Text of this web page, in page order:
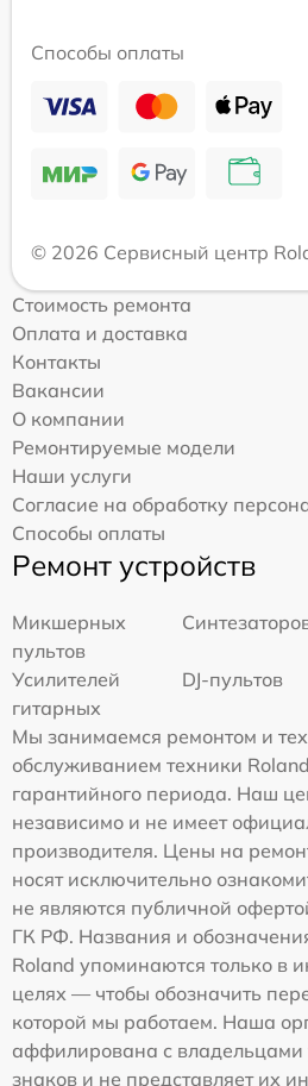
Способы оплаты
© 2026 Сервисный центр
Стоимость ремонта
Оплата и доставка
Контакты
Вакансии
О компании
Ремонтируемые модели
Наши услуги
Согласие на обработку
Способы оплаты
Ремонт устройств
Микшерных
пультов
Усилителей
гитарных
DJ-пультов
Мы занимаемся ремонтом и
обслуживанием техники
гарантийного периода. Наш
независимо и не имеет
производителя. Цены на
носят исключительно
не являются публичной
ГК РФ. Названия и
Roland упоминаются только в
целях — чтобы обозначить
которой мы работаем. Наша
аффилирована с
знаков и не представляет их